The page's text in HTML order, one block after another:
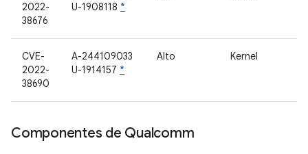
2022-
38676
U-1908118 *
CVE-
2022-
38690
A-244109033
U-1914157 *
Alto Kernel
Componentes de Qualcomm